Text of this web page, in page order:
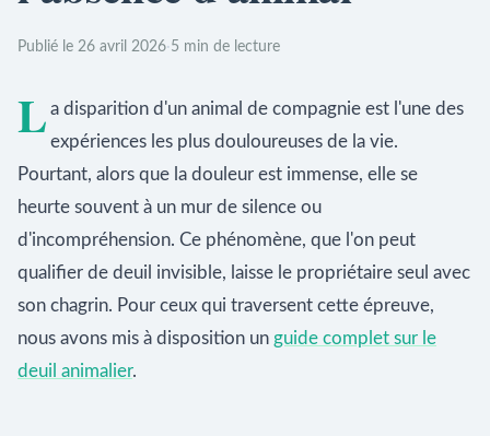
Publié le 26 avril 2026·5 min de lecture
L a disparition d'un animal de compagnie est l'une des
expériences les plus douloureuses de la vie.
Pourtant, alors que la douleur est immense, elle se
heurte souvent à un mur de silence ou
d'incompréhension. Ce phénomène, que l'on peut
qualifier de deuil invisible, laisse le propriétaire seul avec
son chagrin. Pour ceux qui traversent cette épreuve,
nous avons mis à disposition un guide complet sur le
deuil animalier.